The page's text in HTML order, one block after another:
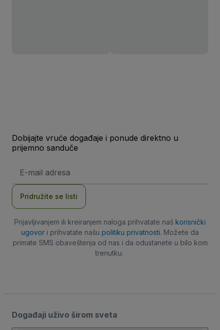
Dobijajte vruće događaje i ponude direktno u
prijemno sanduče
mail
Pridružite se listi
Prijavljivanjem ili kreiranjem naloga prihvatate naš korisnički
ugovor i prihvatate našu politiku privatnosti. Možete da
primate SMS obaveštenja od nas i da odustanete u bilo kom
trenutku.
Događaji uživo širom sveta